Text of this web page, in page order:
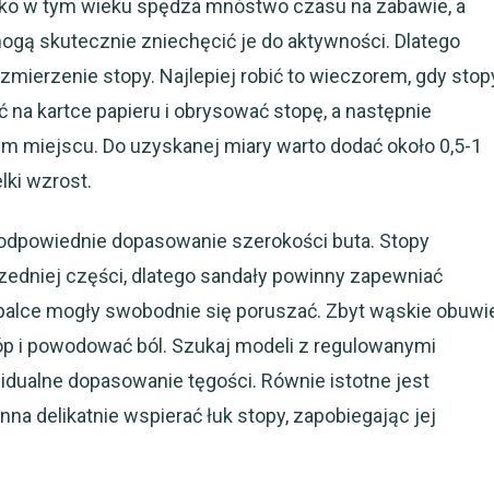
w tym wieku spędza mnóstwo czasu na zabawie, a
skutecznie zniechęcić je do aktywności. Dlatego
stopy. Najlepiej robić to wieczorem, gdy
kartce papieru i obrysować stopę, a następnie
miejscu. Do uzyskanej miary warto dodać około 0,5-1
wzrost.
dopasowanie szerokości buta. Stopy
części, dlatego sandały powinny zapewniać
mogły swobodnie się poruszać. Zbyt wąskie
i powodować ból. Szukaj modeli z regulowanymi
dopasowanie tęgości. Równie istotne jest
delikatnie wspierać łuk stopy, zapobiegając jej